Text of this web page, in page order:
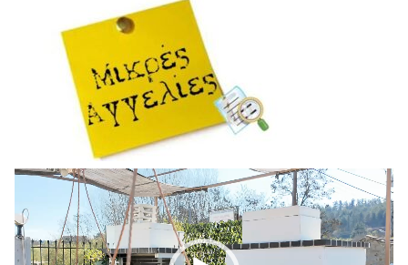
Πρόγραμμα
Αναπαραγωγής
Βίντεο